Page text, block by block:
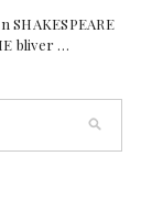
bliver …